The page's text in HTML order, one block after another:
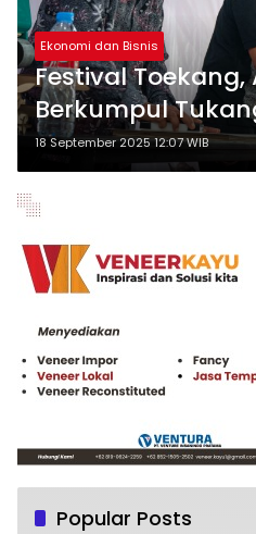
Ekonomi dan Bisnis
Festival Toekang,
Berkumpul
Berlimpah Hadiah
18 September 2025 12:07 WIB
Popular Posts